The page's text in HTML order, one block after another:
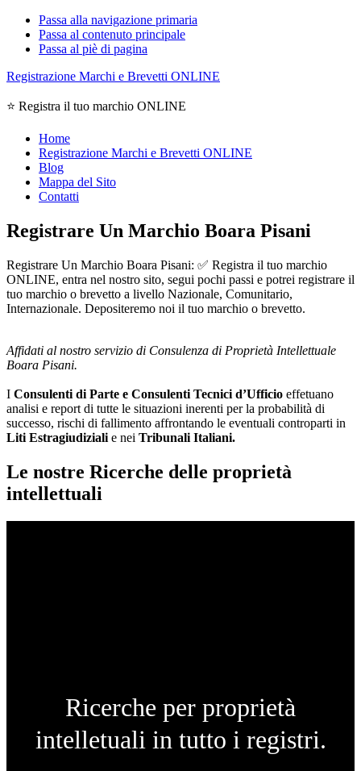
Passa alla navigazione primaria
Passa al contenuto principale
Passa al piè di pagina
Registrazione Marchi e Brevetti ONLINE
⭐ Registra il tuo marchio ONLINE
Home
Registrazione Marchi e Brevetti ONLINE
Blog
Mappa del Sito
Contatti
Registrare Un Marchio Boara Pisani
Registrare Un Marchio Boara Pisani: ✅ Registra il tuo marchio
ONLINE, entra nel nostro sito, segui pochi passi e potrei registrare il
tuo marchio o brevetto a livello Nazionale, Comunitario,
Internazionale. Depositeremo noi il tuo marchio o brevetto.
Affidati al nostro servizio di Consulenza di Proprietà Intellettuale
Boara Pisani.
I Consulenti di Parte e Consulenti Tecnici d’Ufficio effetuano
analisi e report di tutte le situazioni inerenti per la probabilità di
successo, rischi di fallimento affrontando le eventuali controparti in
Liti Estragiudiziali e nei Tribunali Italiani.
Le nostre Ricerche delle proprietà
intellettuali
Ricerche per proprietà
intelletuali in tutto i registri.